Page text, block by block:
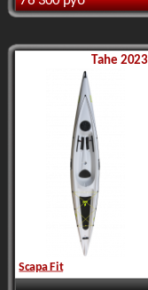
Tahe 2023
Scapa Fit